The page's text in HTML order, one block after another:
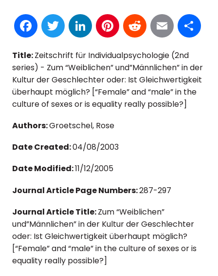
Facebook
TwitterLinkedInPinterest
Reddit
Email
Title:Zeitschrift für Individualpsychologie (2nd
series) - Zum “Weiblichen” und”Männlichen” in der
Kultur der Geschlechter oder: Ist Gleichwertigkeit
überhaupt möglich? [“Female” and “male” in the
culture of sexes or is equality really possible?]
Authors:Groetschel, Rose
Date Created:04/08/2003
Date Modified:11/12/2005
Journal Article Page Numbers:287-297
Journal Article Title:Zum “Weiblichen”
und”Männlichen” in der Kultur der Geschlechter
oder: Ist Gleichwertigkeit überhaupt möglich?
[“Female” and “male” in the culture of sexes or is
equality really possible?]